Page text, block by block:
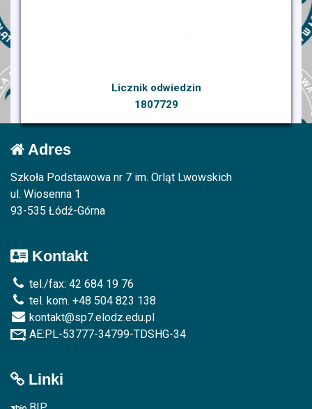
Licznik odwiedzin
1807729
Adres
Szkoła Podstawowa nr 7 im. Orląt Lwowskich
ul. Wiosenna 1
93-535 Łódź-Górna
Kontakt
tel./fax: 42 684 19 76
tel. kom. +48 504 823 138
kontakt@sp7.elodz.edu.pl
AE:PL-53777-34799-TDSHG-34
Linki